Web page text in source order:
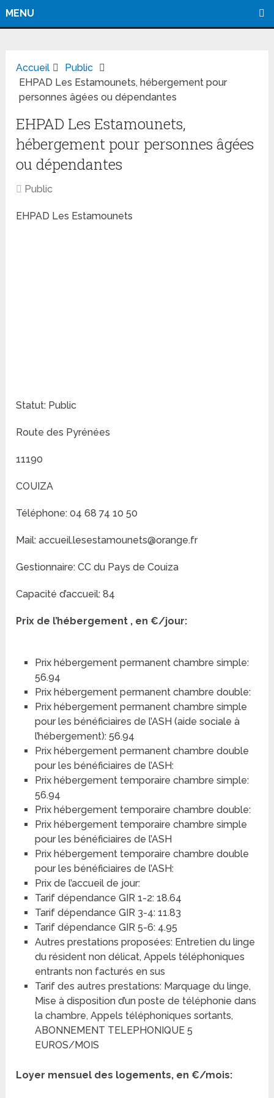
MENU
Accueil
Public
EHPAD Les Estamounets, hébergement pour
personnes âgées ou dépendantes
EHPAD Les Estamounets,
hébergement pour personnes âgées
ou dépendantes
Public
EHPAD Les Estamounets
Statut: Public
Route des Pyrénées
11190
COUIZA
Téléphone: 04 68 74 10 50
Mail: accueil.lesestamounets@orange.fr
Gestionnaire: CC du Pays de Couiza
Capacité d’accueil: 84
Prix de l’hébergement , en €/jour:
Prix hébergement permanent chambre simple:
56.94
Prix hébergement permanent chambre double:
Prix hébergement permanent chambre simple
pour les bénéficiaires de l’ASH (aide sociale à
l’hébergement): 56.94
Prix hébergement permanent chambre double
pour les bénéficiaires de l’ASH:
Prix hébergement temporaire chambre simple:
56.94
Prix hébergement temporaire chambre double:
Prix hébergement temporaire chambre simple
pour les bénéficiaires de l’ASH
Prix hébergement temporaire chambre double
pour les bénéficiaires de l’ASH:
Prix de l’accueil de jour:
Tarif dépendance GIR 1-2: 18.64
Tarif dépendance GIR 3-4: 11.83
Tarif dépendance GIR 5-6: 4.95
Autres prestations proposées: Entretien du linge
du résident non délicat, Appels téléphoniques
entrants non facturés en sus
Tarif des autres prestations: Marquage du linge,
Mise à disposition d’un poste de téléphonie dans
la chambre, Appels téléphoniques sortants,
ABONNEMENT TELEPHONIQUE 5
EUROS/MOIS
Loyer mensuel des logements, en €/mois: